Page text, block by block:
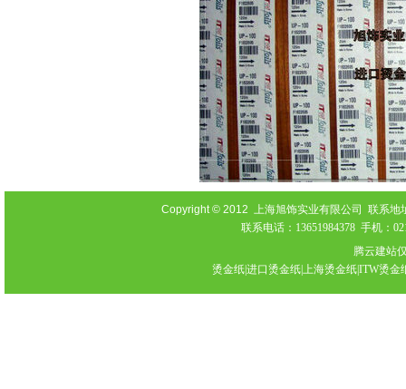
Copyright © 2012 上海旭饰实业有限公司 联系地
联系电话：13651984378 手机：
腾云建站
烫金纸|进口烫金纸|上海烫金纸|ITW烫